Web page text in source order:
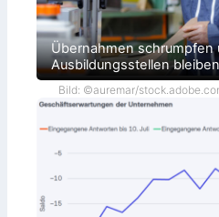
Übernahmen schrumpfen
Ausbildungsstellen
Bild: ©auremar/